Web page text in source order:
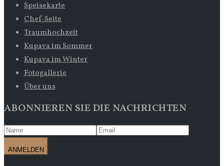
Speisekarte
Chef-Seite
Traumhochzeit
Kupava im Sommer
Kupava im Winter
Fotogallerie
Über uns
ABONNIEREN SIE DIE NACHRICHTEN